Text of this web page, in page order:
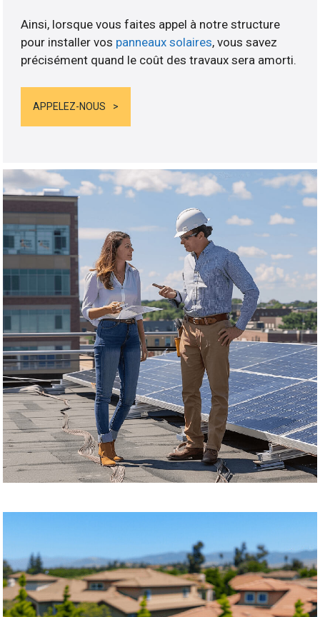
Ainsi, lorsque vous faites appel à notre structure
pour installer vos panneaux solaires, vous savez
précisément quand le coût des travaux sera amorti.
APPELEZ-NOUS